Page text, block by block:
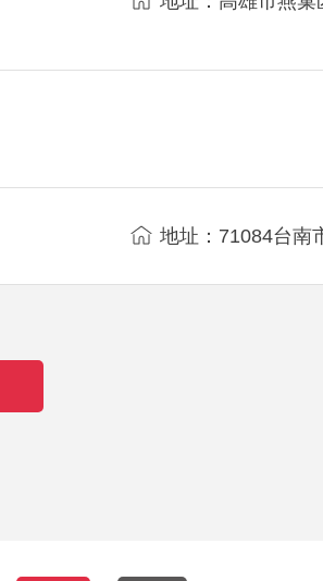
地址：71084台南